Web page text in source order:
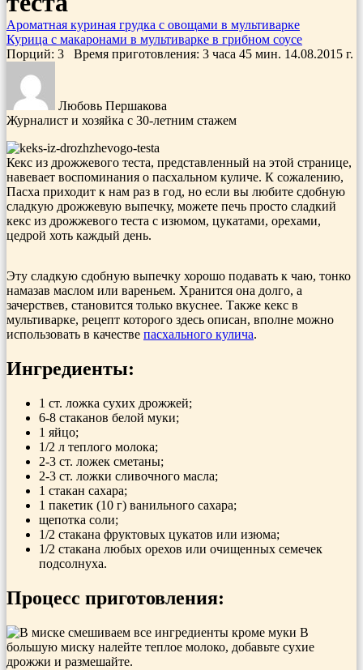
Ароматная куриная грудка с овощами в мультиварке
Курица с макаронами в мультиварке в грибном соусе
Порций: 3 Время приготовления: 3 часа 45 мин. 14.08.2015 г.
Любовь Першакова
Журналист и хозяйка с 30-летним стажем
Кекс из дрожжевого теста, представленный на этой странице,
навевает воспоминания о пасхальном куличе. К сожалению,
Пасха приходит к нам раз в год, но если вы любите сдобную
сладкую дрожжевую выпечку, можете печь просто сладкий
кекс из дрожжевого теста с изюмом, цукатами, орехами,
цедрой хоть каждый день.
Эту сладкую сдобную выпечку хорошо подавать к чаю, тонко
намазав маслом или вареньем. Хранится она долго, а
зачерствев, становится только вкуснее. Также кекс в
мультиварке, рецепт которого здесь описан, вполне можно
использовать в качестве пасхального кулича.
Ингредиенты:
1 ст. ложка сухих дрожжей;
6-8 стаканов белой муки;
1 яйцо;
1/2 л теплого молока;
2-3 ст. ложек сметаны;
2-3 ст. ложки сливочного масла;
1 стакан сахара;
1 пакетик (10 г) ванильного сахара;
щепотка соли;
1/2 стакана фруктовых цукатов или изюма;
1/2 стакана любых орехов или очищенных семечек
подсолнуха.
Процесс приготовления:
В
большую миску налейте теплое молоко, добавьте сухие
дрожжи и размешайте.